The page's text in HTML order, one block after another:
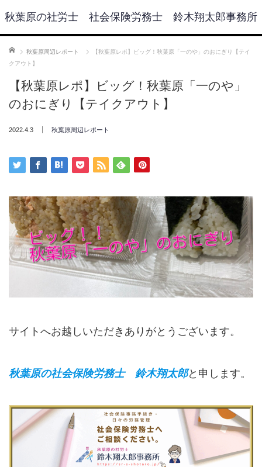
秋葉原の社労士 社会保険労務士 鈴木翔太郎事務所
ホーム 秋葉原周辺レポート
【秋葉原レポ】ビッグ！秋葉原「一のや」のおにぎり【テイ
クアウト】
【秋葉原レポ】ビッグ！秋葉原「一のや」
のおにぎり【テイクアウト】
2022.4.3 秋葉原周辺レポート
サイトへお越しいただきありがとうございます。
秋葉原の社会保険労務士 鈴木翔太郎と申します。